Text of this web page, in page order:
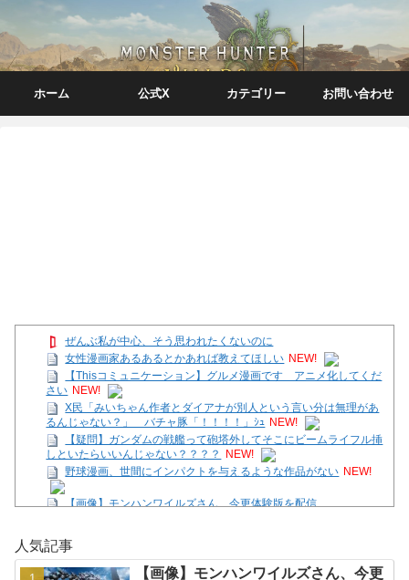
ホーム 公式X カテゴリー お問い合わせ
ぜんぶ私が中心、そう思われたくないのに
女性漫画家あるあるとかあれば教えてほしい NEW!
【Thisコミュニケーション】グルメ漫画です アニメ化してくだ
さい NEW!
X民「みいちゃん作者とダイアナが別人という言い分は無理があ
るんじゃない？」 バチャ豚「！！！！」ｼｭ NEW!
【疑問】ガンダムの戦艦って砲塔外してそこにビームライフル挿
しといたらいいんじゃない？？？？
NEW!
野球漫画、世間にインパクトを与えるような作品がない NEW!
【画像】モンハンワイルズさん、今更体験版を配信
【朗報】堀井雄二のSwitch独占ボードゲー「転生ゲーム」（DL専
売3980円）が今日発売なうえ微妙
【アイギス】納涼の浴衣イベ！？マータンとリッチ、エターナー
人気記事
【画像】モンハンワイルズさん、今更